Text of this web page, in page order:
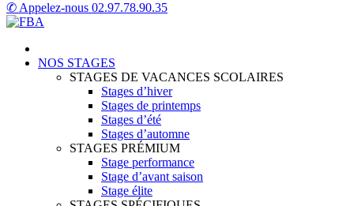
✆ Appelez-nous 02.97.78.90.35
NOS STAGES
STAGES DE VACANCES SCOLAIRES
Stages d’hiver
Stages de printemps
Stages d’été
Stages d’automne
STAGES PRÉMIUM
Stage performance
Stage d’avant saison
Stage élite